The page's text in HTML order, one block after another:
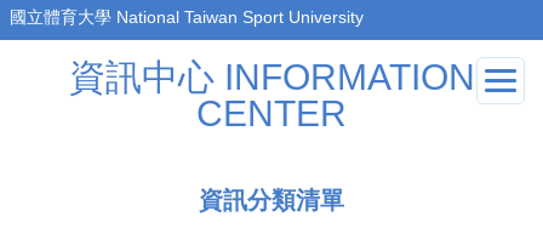
跳
到
資訊中心 INFORMATION
CENTER
資訊分類清單